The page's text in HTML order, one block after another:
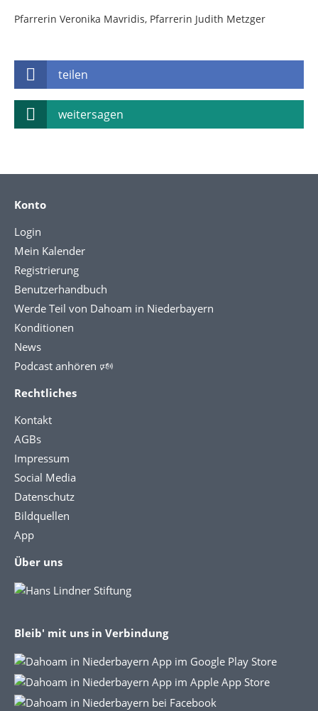
Pfarrerin Veronika Mavridis, Pfarrerin Judith Metzger
teilen
weitersagen
Konto
Login
Mein Kalender
Registrierung
Benutzerhandbuch
Werde Teil von Dahoam in Niederbayern
Konditionen
News
Podcast anhören 🕬
Rechtliches
Kontakt
AGBs
Impressum
Social Media
Datenschutz
Bildquellen
App
Über uns
Bleib' mit uns in Verbindung